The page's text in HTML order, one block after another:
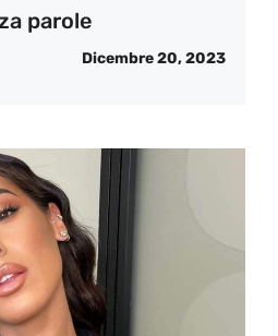
parole
Dicembre 20, 2023